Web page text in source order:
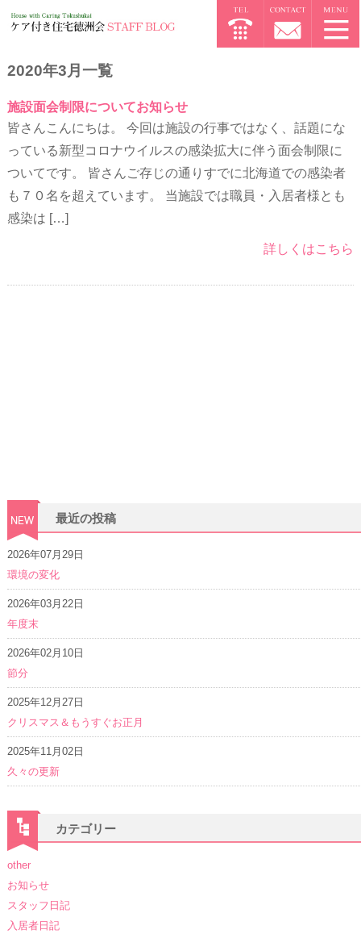
2020年3月一覧
施設面会制限についてお知らせ
皆さんこんにちは。 今回は施設の行事ではなく、話題にな
っている新型コロナウイルスの感染拡大に伴う面会制限に
ついてです。 皆さんご存じの通りすでに北海道での感染者
も７０名を超えています。 当施設では職員・入居者様とも
感染は […]
詳しくはこちら
最近の投稿
2026年07月29日
環境の変化
2026年03月22日
年度末
2026年02月10日
節分
2025年12月27日
クリスマス＆もうすぐお正月
2025年11月02日
久々の更新
カテゴリー
other
お知らせ
スタッフ日記
入居者日記